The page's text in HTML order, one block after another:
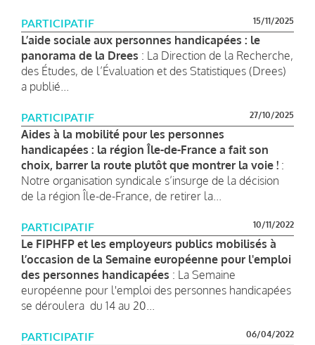
PARTICIPATIF 15/11/2025
L’aide sociale aux personnes handicapées : le
panorama de la Drees : La Direction de la Recherche,
des Études, de l’Évaluation et des Statistiques (Drees)
a publié...
PARTICIPATIF 27/10/2025
Aides à la mobilité pour les personnes
handicapées : la région Île-de-France a fait son
choix, barrer la route plutôt que montrer la voie ! :
Notre organisation syndicale s’insurge de la décision
de la région Île-de-France, de retirer la...
PARTICIPATIF 10/11/2022
Le FIPHFP et les employeurs publics mobilisés à
l’occasion de la Semaine européenne pour l'emploi
des personnes handicapées : La Semaine
européenne pour l'emploi des personnes handicapées
se déroulera du 14 au 20...
PARTICIPATIF 06/04/2022